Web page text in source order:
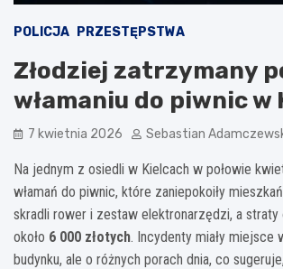
POLICJA PRZESTĘPSTWA
Złodziej zatrzymany
włamaniu do piwnic w
7 kwietnia 2026 Sebastian
Na jednym z osiedli w Kielcach w połowie
włamań do piwnic, które zaniepokoiły
skradli rower i zestaw elektronarzędzi, a straty
około 6 000 złotych. Incydenty miały miejsce
budynku, ale o różnych porach dnia, co